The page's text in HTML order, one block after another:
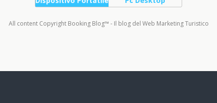
All content Copyright Booking Blog™ - Il blog del Web Marketing Turistico